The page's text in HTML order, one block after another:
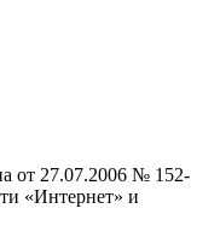
от 27.07.2006 № 152-
«Интернет» и